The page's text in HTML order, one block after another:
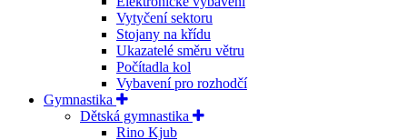
Vytyčení sektoru
Stojany na křídu
Ukazatelé směru větru
Počítadla kol
Vybavení pro rozhodčí
Gymnastika
Dětská gymnastika
Rino Kjub